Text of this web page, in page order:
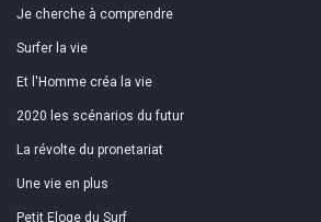
Je cherche à comprendre
Surfer la vie
Et l'Homme créa la vie
2020 les scénarios du futur
La révolte du pronetariat
Une vie en plus
Petit Eloge du Surf